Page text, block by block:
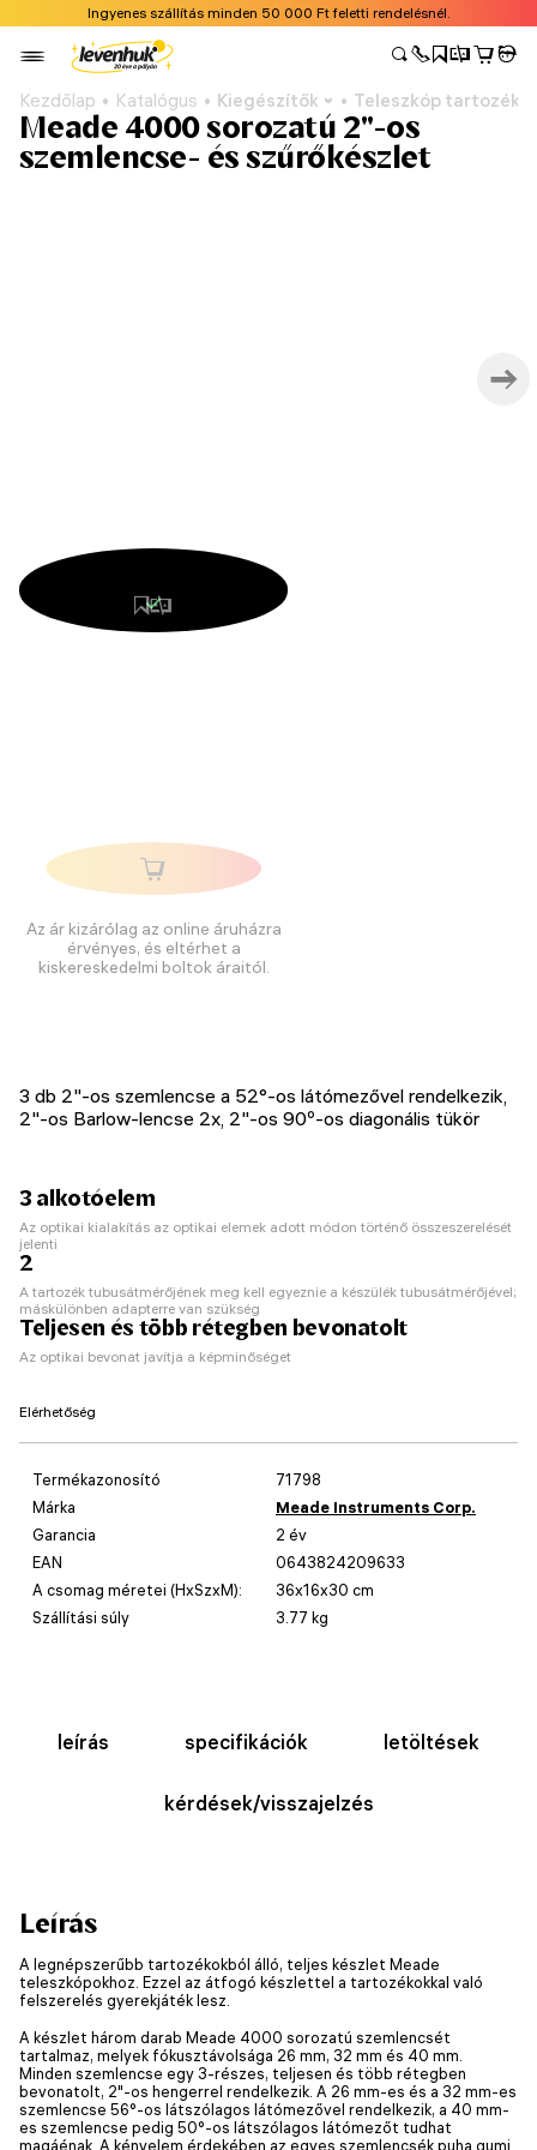
Ingyenes szállítás minden 50 000 Ft feletti rendelésnél.
Kezdőlap Katalógus Kiegészítők Teleszkóp
Meade 4000 sorozatú 2"-os
szemlencse- és szűrőkészlet
Az ár kizárólag az online áruházra
érvényes, és eltérhet a
kiskereskedelmi boltok áraitól.
3 db 2"-os szemlencse a 52°-os látómezővel rendelkezik,
2"-os Barlow-lencse 2x, 2"-os 90º-os diagonális tükör
3 alkotóelem
Az optikai kialakítás az optikai elemek adott módon történő összeszerelését
jelenti
2
A tartozék tubusátmérőjének meg kell egyeznie a készülék tubusátmérőjével;
máskülönben adapterre van szükség
Teljesen és több rétegben bevonatolt
Az optikai bevonat javítja a képminőséget
Elérhetőség
Termékazonosító
71798
Márka
Meade Instruments Corp.
Garancia
2 év
EAN
0643824209633
A csomag méretei (HxSzxM):
36x16x30 cm
Szállítási súly
3.77 kg
leírás specifikációk letöltések
kérdések/visszajelzés
Leírás
A legnépszerűbb tartozékokból álló, teljes készlet Meade
teleszkópokhoz. Ezzel az átfogó készlettel a tartozékokkal való
felszerelés gyerekjáték lesz.
A készlet három darab Meade 4000 sorozatú szemlencsét
tartalmaz, melyek fókusztávolsága 26 mm, 32 mm és 40 mm.
Minden szemlencse egy 3-részes, teljesen és több rétegben
bevonatolt, 2"-os hengerrel rendelkezik. A 26 mm-es és a 32 mm-es
szemlencse 56°-os látszólagos látómezővel rendelkezik, a 40 mm-
es szemlencse pedig 50°-os látszólagos látómezőt tudhat
magáénak. A kényelem érdekében az egyes szemlencsék puha gumi